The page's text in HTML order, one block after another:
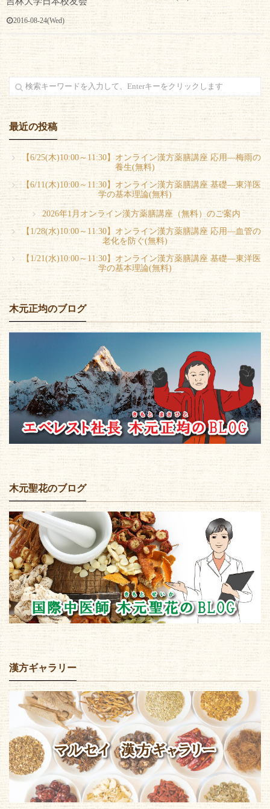
2016-08-24(Wed)
最近の投稿
【6/25(木)10:00～11:30】オンライン漢方薬膳講座 応用―梅雨の
養生(無料)
【6/11(木)10:00～11:30】オンライン漢方薬膳講座 基礎―東洋医
学の基本理論(無料)
2026年1月オンライン漢方薬膳講座（無料）のご案内
【1/28(水)10:00～11:30】オンライン漢方薬膳講座 応用―血管の
老化を防ぐ(無料)
【1/21(水)10:00～11:30】オンライン漢方薬膳講座 基礎―東洋医
学の基本理論(無料)
木元正均のブログ
木元聖花のブログ
漢方ギャラリー